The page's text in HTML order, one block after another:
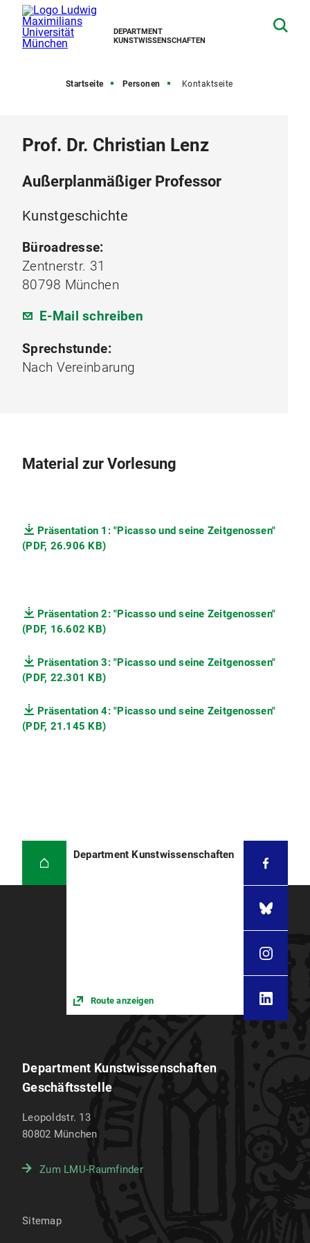
DEPARTMENT
KUNSTWISSENSCHAFTEN
Startseite Personen Kontaktseite
Prof. Dr. Christian Lenz
Außerplanmäßiger Professor
Kunstgeschichte
Büroadresse:
Zentnerstr. 31
80798 München
E-Mail schreiben
Sprechstunde:
Nach Vereinbarung
Material zur Vorlesung
Präsentation 1: "Picasso und seine Zeitgenossen"
(PDF, 26.906 KB)
Präsentation 2: "Picasso und seine Zeitgenossen"
(PDF, 16.602 KB)
Präsentation 3: "Picasso und seine Zeitgenossen"
(PDF, 22.301 KB)
Präsentation 4: "Picasso und seine Zeitgenossen"
(PDF, 21.145 KB)
Department Kunstwissenschaften
Route anzeigen
Department Kunstwissenschaften
Geschäftsstelle
Leopoldstr. 13
80802 München
Zum LMU-Raumfinder
Sitemap